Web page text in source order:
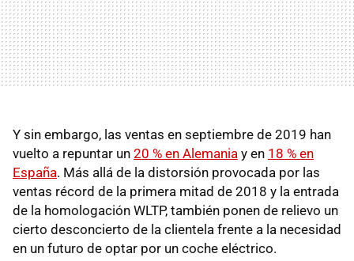
Y sin embargo, las ventas en septiembre de 2019 han
vuelto a repuntar un 20 % en Alemania y en 18 % en
España. Más allá de la distorsión provocada por las
ventas récord de la primera mitad de 2018 y la entrada
de la homologación WLTP, también ponen de relievo un
cierto desconcierto de la clientela frente a la necesidad
en un futuro de optar por un coche eléctrico.